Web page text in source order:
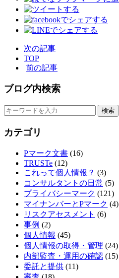
次の記事
TOP
前の記事
ブログ内検索
カテゴリ
Pマーク文書 (16)
TRUSTe (12)
これって個人情報？ (3)
コンサルタントの日常 (5)
プライバシーマーク (121)
マイナンバーとPマーク (4)
リスクアセスメント (6)
事例 (2)
個人情報 (45)
個人情報の取得・管理 (24)
内部監査・運用の確認 (15)
委託と提供 (11)